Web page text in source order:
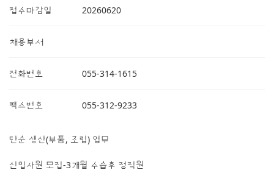
접수마감일 20260620
채용부서
전화번호 055-314-1615
팩스번호 055-312-9233
단순 생산(부품, 조립) 업무
신입사원 모집-3개월 수습후 정직원